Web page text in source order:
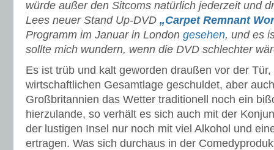
würde außer den Sitcoms natürlich jederzeit und
Lees neuer Stand Up-DVD „Carpet Remnant
Programm im Januar in London gesehen, und es
sollte mich wundern, wenn die DVD schlechter
Es ist trüb und kalt geworden draußen vor der
wirtschaftlichen Gesamtlage geschuldet, aber
Großbritannien das Wetter traditionell noch ein
hierzulande, so verhält es sich auch mit der
der lustigen Insel nur noch mit viel Alkohol und
ertragen. Was sich durchaus in der